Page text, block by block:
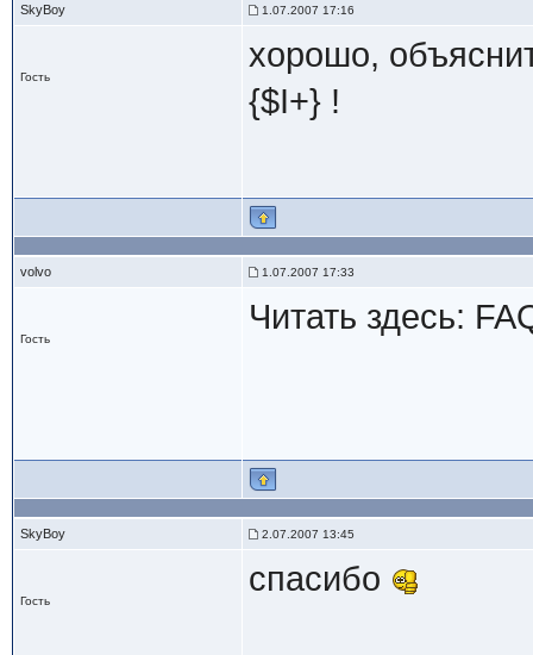
SkyBoy 1.07.2007 17:16
Гость
хорошо,
{$I+} !
volvo 1.07.2007 17:33
Гость
Читать здесь:
SkyBoy 2.07.2007 13:45
Гость
спасибо